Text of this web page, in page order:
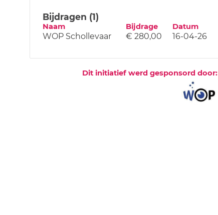
Bijdragen (1)
Naam Bijdrage Datum
WOP Schollevaar € 280,00 16-04-26
Dit initiatief werd gesponsord door: